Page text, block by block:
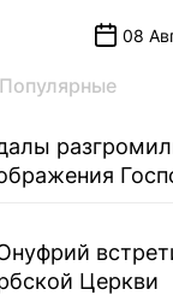
08
Популярные
Церкви